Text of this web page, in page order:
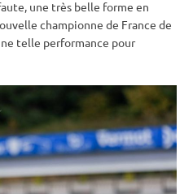
une très belle forme en
championne de France de
telle performance pour